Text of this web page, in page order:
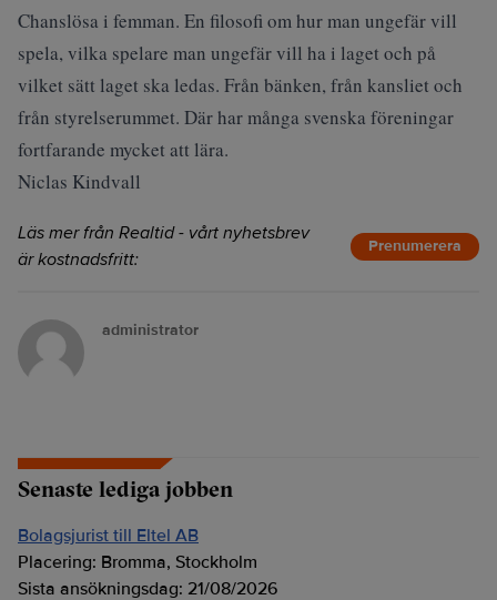
Chanslösa i femman. En filosofi om hur man ungefär vill
spela, vilka spelare man ungefär vill ha i laget och på
vilket sätt laget ska ledas. Från bänken, från kansliet och
från styrelserummet. Där har många svenska föreningar
fortfarande mycket att lära.
Niclas Kindvall
Läs mer från Realtid - vårt nyhetsbrev
är kostnadsfritt:
Prenumerera
administrator
Senaste lediga jobben
Bolagsjurist till Eltel AB
Placering: Bromma, Stockholm
Sista ansökningsdag: 21/08/2026